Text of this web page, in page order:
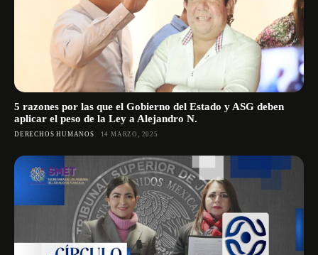
5 razones por las que el Gobierno del Estado y ASG deben
aplicar el peso de la Ley a Alejandro N.
DERECHOS HUMANOS 14 MARZO, 2025